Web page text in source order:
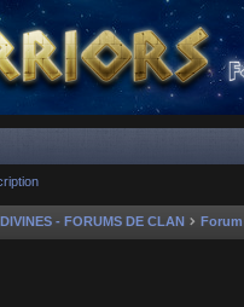
- FORUMS DE CLAN